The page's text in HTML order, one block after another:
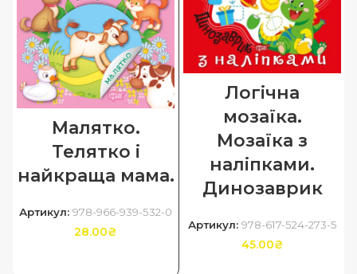
Малятко.
Телятко і
найкраща мама.
Артикул: 978-966-939-532-0
28.00₴
Логічна
мозаїка.
Мозаїка з
наліпками.
Динозаврик
Артикул: 978-617-524-273-5
45.00₴